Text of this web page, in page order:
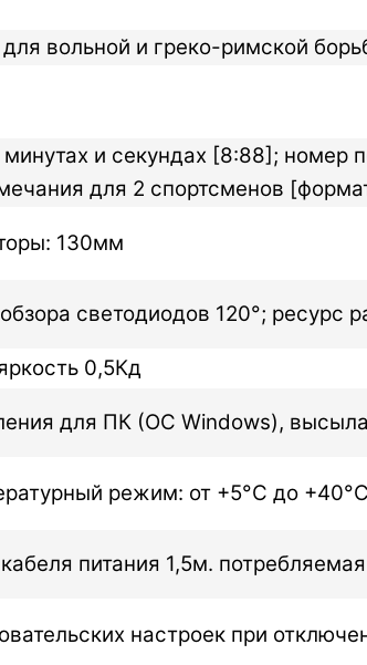
для вольной и греко-римской
и секундах [8:88];
для 2 спортсменов
130мм
светодиодов 120°; ресурс
0,5Кд
для ПК (ОС Windows),
режим: от +5°C до
питания 1,5м.
настроек при